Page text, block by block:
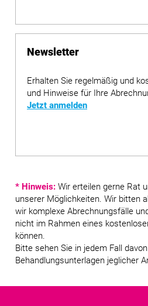
Newsletter
Erhalten Sie regelmäßig und
und Hinweise für Ihre
Jetzt anmelden
* Hinweis: Wir erteilen gerne Rat
unserer Möglichkeiten. Wir bitten
wir komplexe Abrechnungsfälle
nicht im Rahmen eines
können.
Bitte sehen Sie in jedem Fall
Behandlungsunterlagen jeglicher